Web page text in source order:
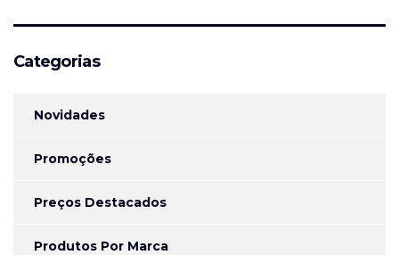
Categorias
Novidades
Promoções
Preços Destacados
Produtos Por Marca